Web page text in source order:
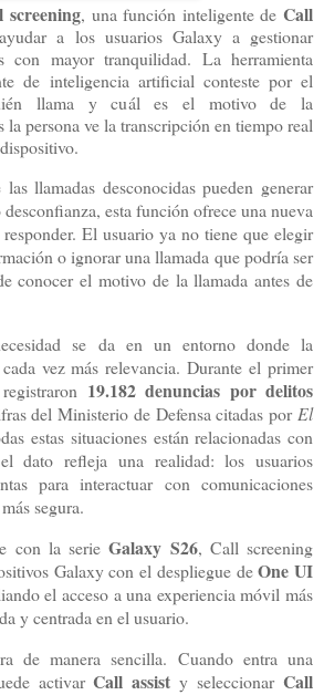
screening, una función inteligente de Call
a los usuarios Galaxy a gestionar
con mayor tranquilidad. La herramienta
de inteligencia artificial conteste por el
llama y cuál es el motivo de la
persona ve la transcripción en tiempo real
llamadas desconocidas pueden generar
esta función ofrece una nueva
El usuario ya no tiene que elegir
o ignorar una llamada que podría ser
conocer el motivo de la llamada antes de
se da en un entorno donde la
vez más relevancia. Durante el primer
19.182 denuncias por delitos
del Ministerio de Defensa citadas por El
estas situaciones están relacionadas con
dato refleja una realidad: los usuarios
para interactuar con comunicaciones
segura.
con la serieGalaxy S26, Call screening
Galaxy con el despliegue deOne UI
el acceso a una experiencia móvil más
y centrada en el usuario.
de manera sencilla. Cuando entra una
activarCall assist y seleccionarCall